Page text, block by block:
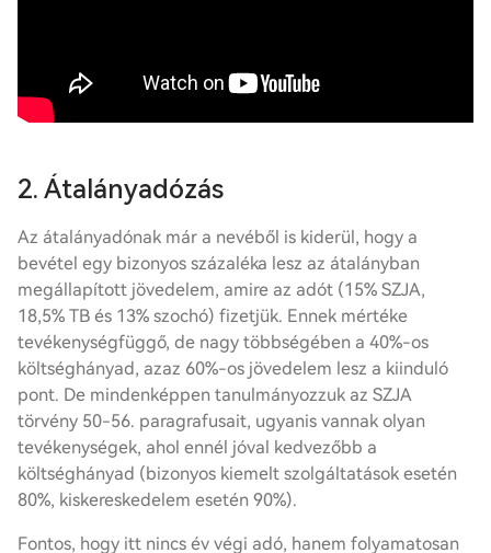
2. Átalányadózás
Az átalányadónak már a nevéből is kiderül, hogy a
bevétel egy bizonyos százaléka lesz az átalányban
megállapított jövedelem, amire az adót (15% SZJA,
18,5% TB és 13% szochó) fizetjük. Ennek mértéke
tevékenységfüggő, de nagy többségében a 40%-os
költséghányad, azaz 60%-os jövedelem lesz a kiinduló
pont. De mindenképpen tanulmányozzuk az SZJA
törvény 50-56. paragrafusait, ugyanis vannak olyan
tevékenységek, ahol ennél jóval kedvezőbb a
költséghányad (bizonyos kiemelt szolgáltatások esetén
80%, kiskereskedelem esetén 90%).
Fontos, hogy itt nincs év végi adó, hanem folyamatosan